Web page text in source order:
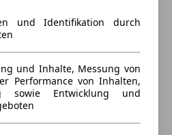
und Identifikation durch
und Inhalte, Messung von
Performance von Inhalten,
sowie Entwicklung und